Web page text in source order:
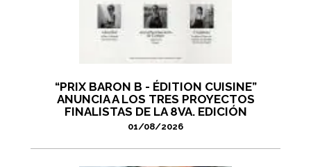
“PRIX BARON B - ÉDITION CUISINE”
ANUNCIA A LOS TRES PROYECTOS
FINALISTAS DE LA 8VA. EDICIÓN
01/08/2026